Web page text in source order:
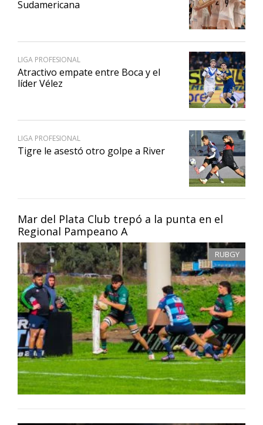
Mar del Plata Club trepó a la punta en el
Regional Pampeano A
RUBGY
Sudamericana
LIGA PROFESIONAL
Atractivo empate entre Boca y el
líder Vélez
LIGA PROFESIONAL
Tigre le asestó otro golpe a River